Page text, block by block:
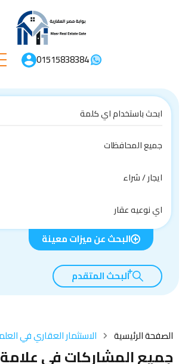
01515838384
جميع المحافظات
ايجار / شراء
اي نوعيه عقار
البحث عن ميزات معينة
البحث المتقدم
الصفحة الرئيسية الاستثمار العقاري في
جميع المشاركات في علامة